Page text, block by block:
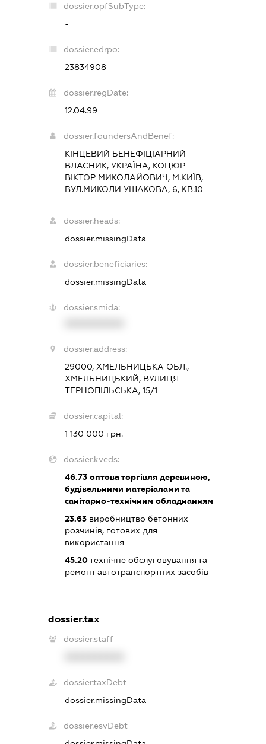
dossier.opfSubType:
-
dossier.edrpo:
23834908
dossier.regDate:
12.04.99
dossier.foundersAndBenef:
КІНЦЕВИЙ БЕНЕФІЦІАРНИЙ
ВЛАСНИК, УКРАЇНА, КОЦЮР
ВІКТОР МИКОЛАЙОВИЧ, М.КИЇВ,
ВУЛ.МИКОЛИ УШАКОВА, 6, КВ.10
dossier.heads:
dossier.missingData
dossier.beneficiaries:
dossier.missingData
dossier.smida:
dossier.address:
29000, ХМЕЛЬНИЦЬКА ОБЛ.,
ХМЕЛЬНИЦЬКИЙ, ВУЛИЦЯ
ТЕРНОПІЛЬСЬКА, 15/1
dossier.capital:
1 130 000 грн.
dossier.kveds:
46.73оптова торгівля деревиною,
будівельними матеріалами та
санітарно-технічним обладнанням
23.63виробництво бетонних
розчинів, готових для
використання
45.20технічне обслуговування та
ремонт автотранспортних засобів
dossier.tax
dossier.staff
dossier.taxDebt
dossier.missingData
dossier.esvDebt